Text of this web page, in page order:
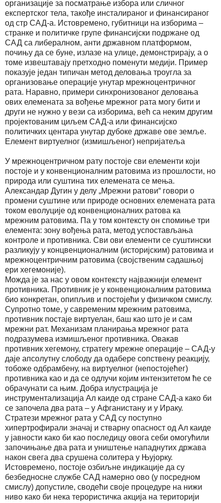
организације за посматрање избора или сличног
експертског тела, такође инсталираног и финансираног
од стр САД-а. Истовремено, губитници на изборима –
странке и политичке групе финансијски подржане од
САД са либералном, анти државном платформом,
почињу да се буне, излазе на улице, демонстрирају, а о
томе извештавају претходно поменути медији. Пример
показује један типичан метод деловања троугла за
организовање операције унутар мрежноцентричног
рата. Наравно, примери синхронизованог деловања
ових елемената за вођење мрежног рата могу бити и
други не нужно у вези са изборима, већ са неким другим
пројектованим циљем САД-а или финансијско
политичких центара унутар дубоке државе ове земље.
Елемент виртуелног (измишљеног) непријатеља
У мрежноцентричном рату постоје сви елементи који
постоје и у конвенционалним ратовима из прошлости, но
природа или суштина тих елемената се мења.
Александар Дугин у делу „Мрежни ратови“ говори о
промени суштине или природе основних елемената рата
током еволуције од конвенционалних ратова ка
мрежним ратовима. Па у том контексту он спомиње три
елемента: зону вођења рата, метод успостављања
контроле и противника. Сви ови елементи се суштински
разликују у концвенционалним (историјским) ратовима и
мрежноцентричним ратовима (својственим садашњој
ери хегемоније).
Можда је за нас у овом контексту најважнији елемент
противника. Противник је у конвенционалним ратовима
био конкретан, опипљив и постојећи у физичком смислу.
Супротно томе, у савременим мрежним ратовима,
противник постаје виртуелан, баш као што је и сам
мрежни рат. Механизам планирања мрежног рата
подразумева измишљеног противника. Овакав
противник хегемону, стратегу мрежне операције – САД-у
даје апсолутну слободу да одабере сопствену реакцију,
тобоже одбрамбену, на виртуелног (непостојећег)
противника као и да се одлучи којим интензитетом ће се
обрачунати са њим. Добра илустрација је
инструментализација Ал каиде од стране САД-а како би
се започела два рата – у Афганистану и у Ираку.
Стратези мрежног рата у САД су поступно
хипертрофирали значај и стварну опасност од Ал каиде
у јавности како би као последицу овога себи омогућили
започињање два рата и уништење нападнутих држава
након свега два срушена солитера у Њујорку.
Истовремено, постоје озбиљне индикације да су
безбедносне службе САД намерно ово (у посредном
смислу) допустиле, сводећи своје процедуре на нижи
ниво како би нека терористичка акција на територији